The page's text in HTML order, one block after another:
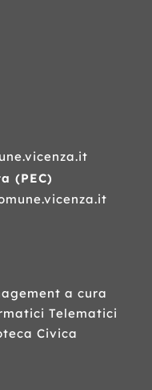
(PEC)
a cura
Telematici
Civica